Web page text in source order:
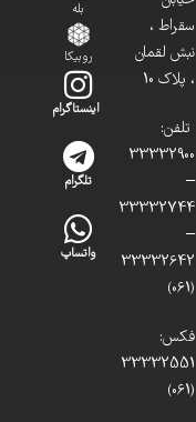
سقراط ،
نبش لقمان
، پلاک 10
تلفن:
33332900
–
33332744
–
33332642
(061)
فکس:
33332551
(061)
بله
روبیکا
اینستاگرام
تلگرام
واتساپ